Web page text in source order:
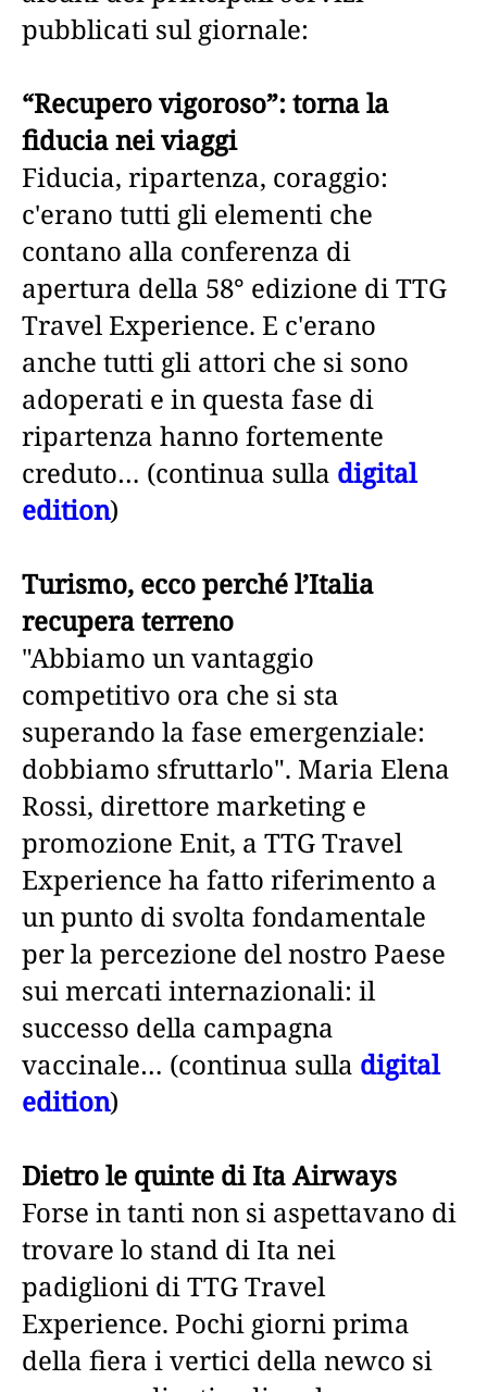
pubblicati sul giornale:
“Recupero vigoroso”: torna la
fiducia nei viaggi
Fiducia, ripartenza, coraggio:
c'erano tutti gli elementi che
contano alla conferenza di
apertura della 58° edizione di TTG
Travel Experience. E c'erano
anche tutti gli attori che si sono
adoperati e in questa fase di
ripartenza hanno fortemente
creduto… (continua sulla digital
edition)
Turismo, ecco perché l’Italia
recupera terreno
"Abbiamo un vantaggio
competitivo ora che si sta
superando la fase emergenziale:
dobbiamo sfruttarlo". Maria Elena
Rossi, direttore marketing e
promozione Enit, a TTG Travel
Experience ha fatto riferimento a
un punto di svolta fondamentale
per la percezione del nostro Paese
sui mercati internazionali: il
successo della campagna
vaccinale… (continua sulla digital
edition)
Dietro le quinte di Ita Airways
Forse in tanti non si aspettavano di
trovare lo stand di Ita nei
padiglioni di TTG Travel
Experience. Pochi giorni prima
della fiera i vertici della newco si